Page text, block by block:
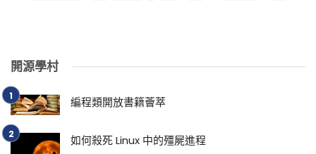
開源學村
編程類開放書籍薈萃
如何殺死 Linux 中的殭屍進程